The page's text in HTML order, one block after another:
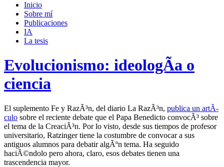
campo
búsqueda
Inicio
Sobre mí­
Publicaciones
IA
La tesis
Evolucionismo: ideologÃ­a o
ciencia
El suplemento Fe y RazÃ³n, del diario La RazÃ³n, publica un artÃ­
culo sobre el reciente debate que el Papa Benedicto convocÃ³ sobre
el tema de la CreaciÃ³n. Por lo visto, desde sus tiempos de profesor
universitario, Ratzinger tiene la costumbre de convocar a sus
antiguos alumnos para debatir algÃºn tema. Ha seguido
haciÃ©ndolo pero ahora, claro, esos debates tienen una
trascendencia mayor.